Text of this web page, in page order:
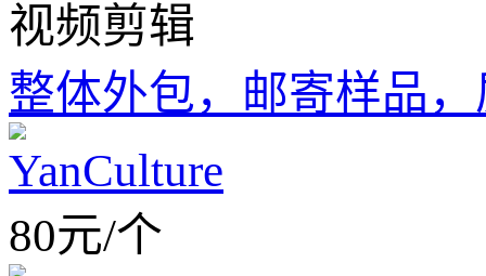
视频剪辑
整体外包，邮寄样品
YanCulture
80元/个